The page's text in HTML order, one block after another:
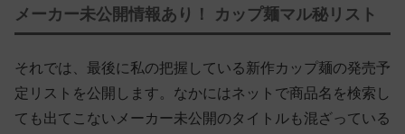
メーカー未公開情報あり！ カップ麺マル秘リスト
それでは、最後に私の把握している新作カップ麺の発売予
定リストを公開します。なかにはネットで商品名を検索し
ても出てこないメーカー未公開のタイトルも混ざっている